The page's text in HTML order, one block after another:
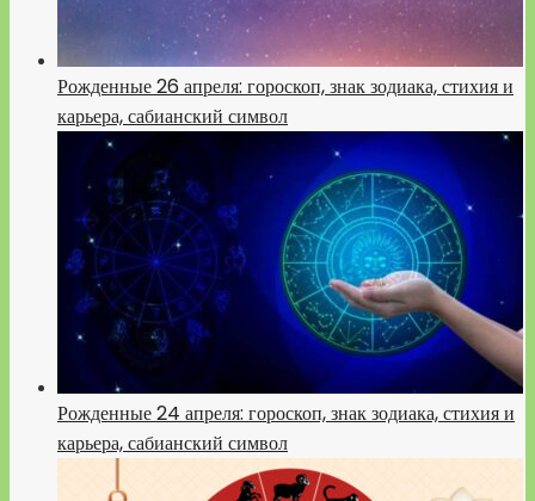
Рожденные 26 апреля: гороскоп, знак зодиака, стихия и
карьера, сабианский символ
Рожденные 24 апреля: гороскоп, знак зодиака, стихия и
карьера, сабианский символ